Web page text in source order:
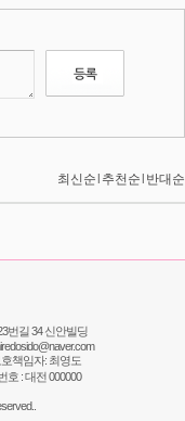
번길 34 신안빌딩
책임자: 최영도
호 : 대전 000000